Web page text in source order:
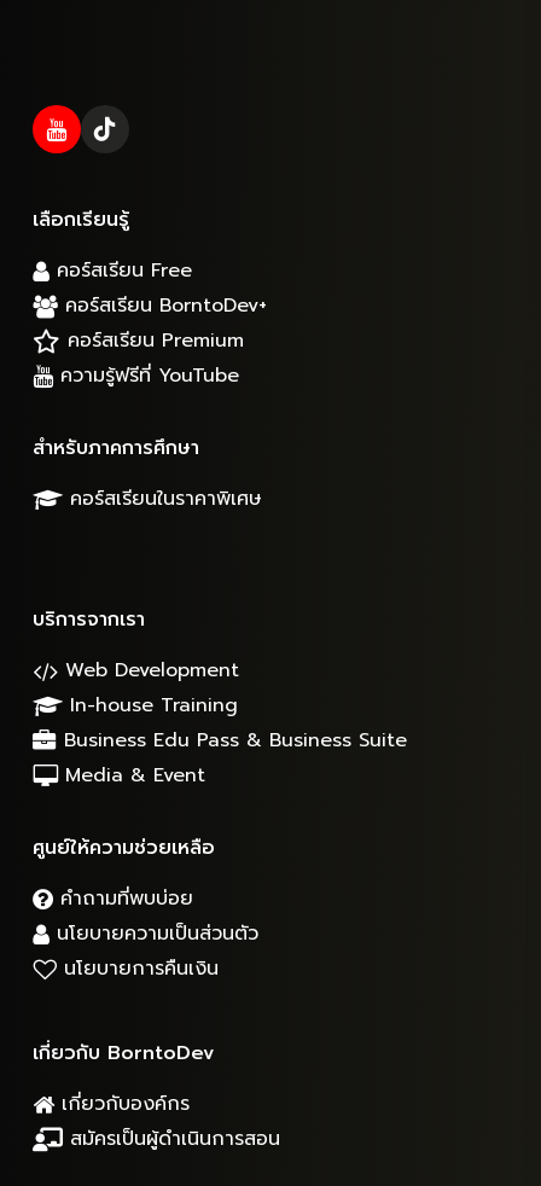
เลือกเรียนรู้
คอร์สเรียน Free
คอร์สเรียน BorntoDev+
คอร์สเรียน Premium
ความรู้ฟรีที่ YouTube
สำหรับภาคการศึกษา
คอร์สเรียนในราคาพิเศษ
บริการจากเรา
Web Development
In-house Training
Business Edu Pass & Business Suite
Media & Event
ศูนย์ให้ความช่วยเหลือ
คำถามที่พบบ่อย
นโยบายความเป็นส่วนตัว
นโยบายการคืนเงิน
เกี่ยวกับ BorntoDev
เกี่ยวกับองค์กร
สมัครเป็นผู้ดำเนินการสอน